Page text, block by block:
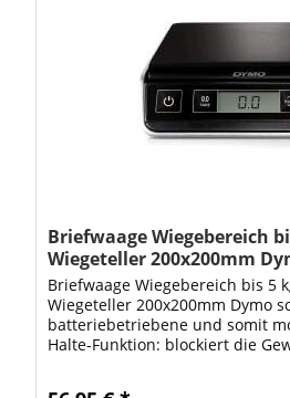
Briefwaage Wiegebereich
Wiegeteller 200x200mm
Briefwaage Wiegebereich bis 5
Wiegeteller 200x200mm Dymo
batteriebetriebene und somit
Halte-Funktion: blockiert die